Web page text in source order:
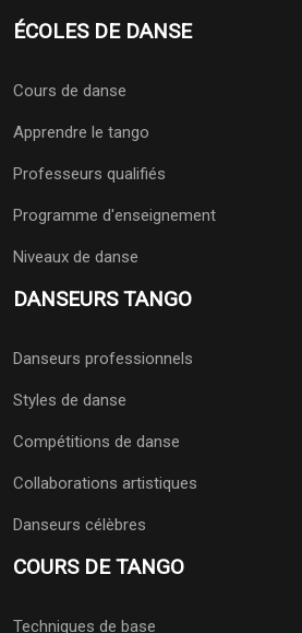
ÉCOLES DE DANSE
Cours de danse
Apprendre le tango
Professeurs qualifiés
Programme d'enseignement
Niveaux de danse
DANSEURS TANGO
Danseurs professionnels
Styles de danse
Compétitions de danse
Collaborations artistiques
Danseurs célèbres
COURS DE TANGO
Techniques de base